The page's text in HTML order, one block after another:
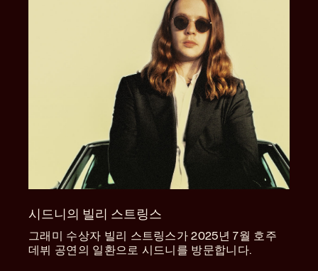
시드니의 빌리 스트링스
그래미 수상자 빌리 스트링스가 2025년 7월 호주
데뷔 공연의 일환으로 시드니를 방문합니다.